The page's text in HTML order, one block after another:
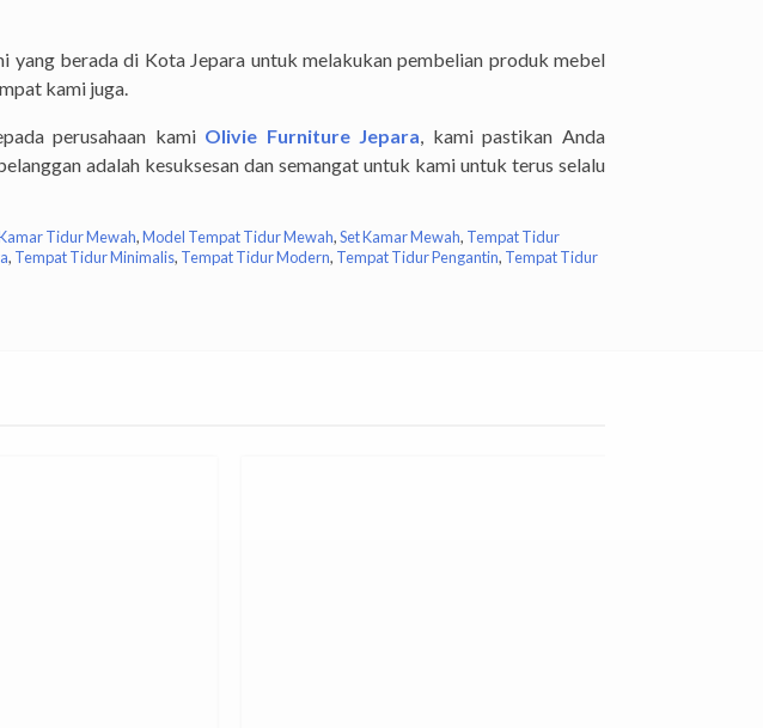
berada di Kota Jepara untuk melakukan pembelian produk mebel
kami juga.
perusahaan kami Olivie Furniture Jepara , kami pastikan Anda
adalah kesuksesan dan semangat untuk kami untuk terus selalu
Tidur Mewah,Model Tempat Tidur Mewah,Set Kamar Mewah, Tempat Tidur
, Tempat Tidur Minimalis, Tempat Tidur Modern, Tempat Tidur Pengantin, Tempat Tidur